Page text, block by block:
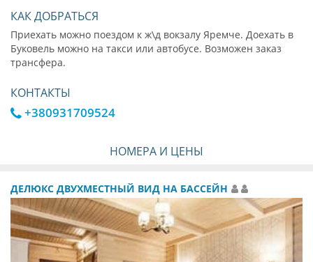
КАК ДОБРАТЬСЯ
Приехать можно поездом к ж\д вокзалу Яремче. Доехать в
Буковель можно на такси или автобусе. Возможен заказ
трансфера.
КОНТАКТЫ
+380931709524
НОМЕРА И ЦЕНЫ
ДЕЛЮКС ДВУХМЕСТНЫЙ ВИД НА БАССЕЙН